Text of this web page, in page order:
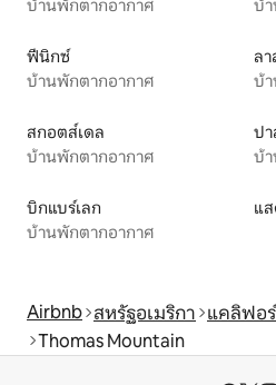
บ้านพักตากอากาศ บ้
ฟีนิกซ์
บ้านพักตากอากาศ
ลา
บ้
สกอตส์เดล
บ้านพักตากอากาศ
ป
บ้
บิกแบร์เลก
บ้านพักตากอากาศ
แ
Airbnb สหรัฐอเมริกา แคลิฟอ
Thomas Mountain